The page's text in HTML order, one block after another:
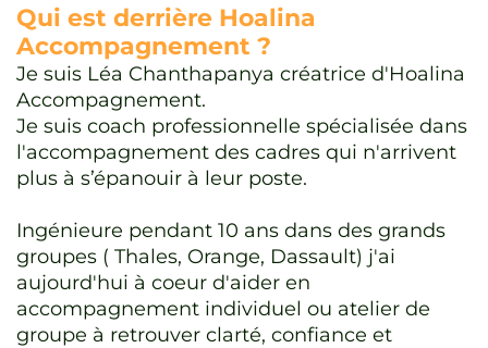
Qui est derrière Hoalina
Accompagnement ?
Je suis Léa Chanthapanya créatrice d'Hoalina
Accompagnement.
Je suis coach professionnelle spécialisée dans
l'accompagnement des cadres qui n'arrivent
plus à s’épanouir à leur poste.
Ingénieure pendant 10 ans dans des grands
groupes ( Thales, Orange, Dassault) j'ai
aujourd'hui à coeur d'aider en
accompagnement individuel ou atelier de
groupe à retrouver clarté, confiance et